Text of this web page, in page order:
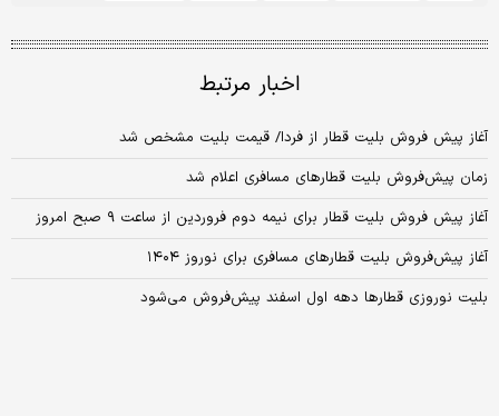
اخبار مرتبط
آغاز پیش فروش بلیت قطار از فردا/ قیمت بلیت مشخص شد
زمان پیش‌فروش بلیت‌ قطارهای مسافری اعلام شد
آغاز پیش فروش بلیت قطار برای نیمه دوم فروردین از ساعت ۹ صبح امروز
آغاز پیش‌فروش بلیت‌ قطارهای مسافری برای نوروز ۱۴۰۴
بلیت نوروزی قطار‌ها دهه اول اسفند پیش‌فروش می‌شود